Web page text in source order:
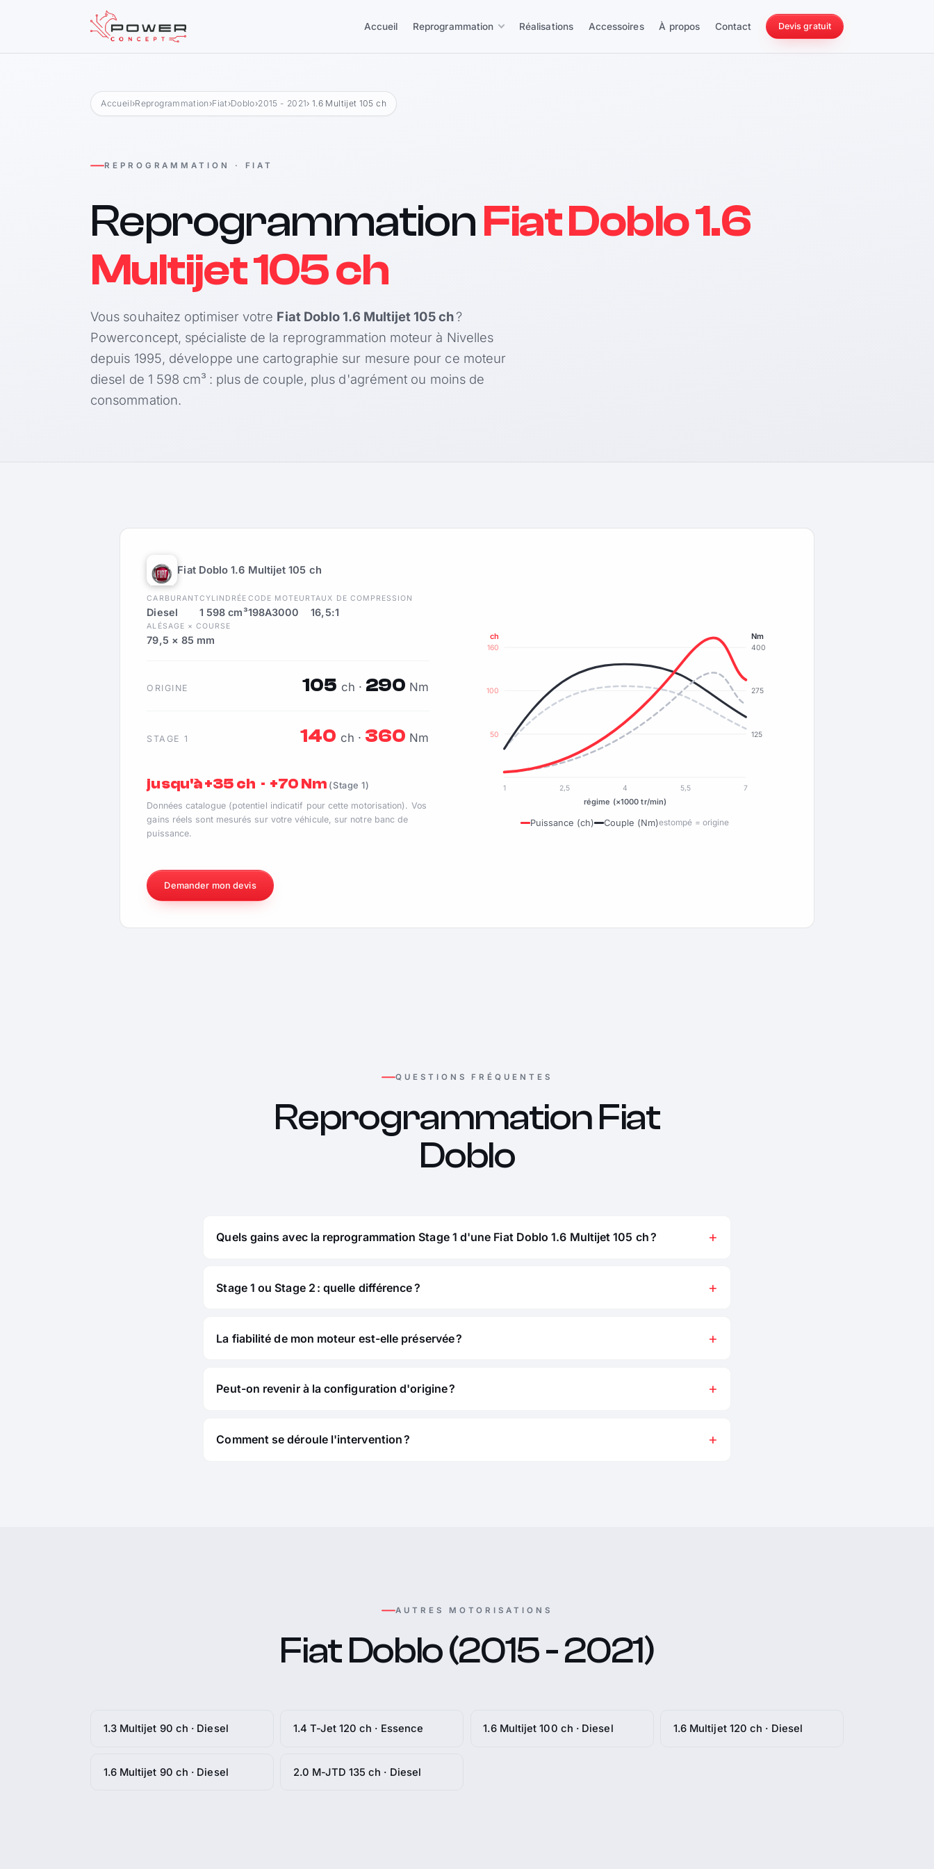
Accueil Reprogrammation Réalisations Accessoires À propos Contact Devis gratuit
228 Nm
Accueil›Reprogrammation ›Fiat›Doblo›2015 - 2021› 1.6 Multijet 105 ch
REPROGRAMMATION · FIAT
ReprogrammationFiat Doblo 1.6
Multijet 105 ch
Vous souhaitez optimiser votre Fiat Doblo 1.6 Multijet 105 ch?
Powerconcept, spécialiste de la reprogrammation moteur à Nivelles
depuis 1995, développe une cartographie sur mesure pour ce moteur
diesel de 1 598 cm³ : plus de couple, plus d'agrément ou moins de
consommation.
Fiat Doblo 1.6 Multijet 105 ch
CARBURANT
Diesel
CYLINDRÉE
1 598 cm³
CODE MOTEUR
198A3000
TAUX DE COMPRESSION
16,5:1
ALÉSAGE × COURSE
79,5 × 85 mm
ORIGINE 105 ch · 290 Nm
STAGE 1 140 ch · 360 Nm
jusqu'à +35 ch · +70 Nm (Stage 1)
Données catalogue (potentiel indicatif pour cette motorisation). Vos
gains réels sont mesurés sur votre véhicule, sur notre banc de
puissance.
50
100
160
125
275
400
ch Nm
1 2,5 4 5,5 7
régime (×1000 tr/min)
Puissance (ch) Couple (Nm)estompé = origine
Demander mon devis
QUESTIONS FRÉQUENTES
Reprogrammation Fiat
Doblo
Quels gains avec la reprogrammation Stage 1 d'une Fiat Doblo 1.6 Multijet 105 ch ?
Stage 1 ou Stage 2 : quelle différence ?
La fiabilité de mon moteur est-elle préservée ?
Peut-on revenir à la configuration d'origine ?
Comment se déroule l'intervention ?
AUTRES MOTORISATIONS
Fiat Doblo (2015 - 2021)
1.3 Multijet 90 ch · Diesel 1.4 T-Jet 120 ch · Essence 1.6 Multijet 100 ch · Diesel 1.6 Multijet 120 ch · Diesel
1.6 Multijet 90 ch · Diesel 2.0 M-JTD 135 ch · Diesel